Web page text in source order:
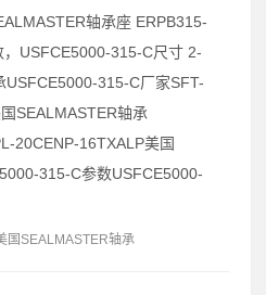
轴承座 ERPB315-
USFCE5000-315-C尺寸 2-
USFCE5000-315-C厂家SFT-
SEALMASTER轴承
20CENP-16TXALP美国
315-C参数USFCE5000-
国SEALMASTER轴承